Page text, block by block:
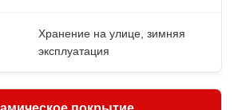
Хранение на улице, зимняя
эксплуатация